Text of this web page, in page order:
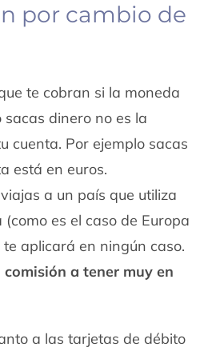
por cambio de
te cobran si la moneda
dinero no es la
cuenta. Por ejemplo sacas
está en euros.
a un país que utiliza
es el caso de Europa
te aplicará en ningún caso.
comisión a tener muy en
a las tarjetas de débito